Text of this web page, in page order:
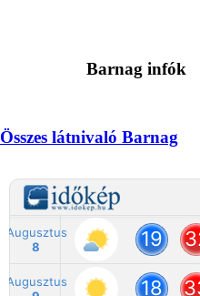
Barnag infók
Összes látnivaló Barnag